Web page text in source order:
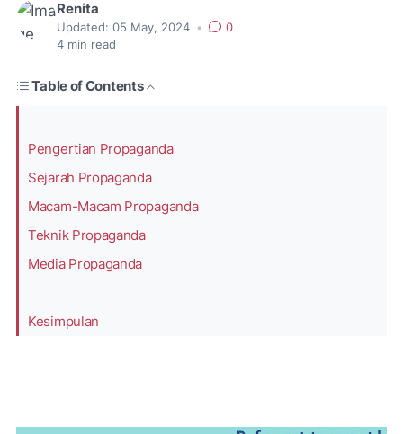
Renita
Updated: 05 May, 2024 •
0
4 min read
Table of Contents
Pengertian Propaganda
Sejarah Propaganda
Macam-Macam Propaganda
Teknik Propaganda
Media Propaganda
Kesimpulan